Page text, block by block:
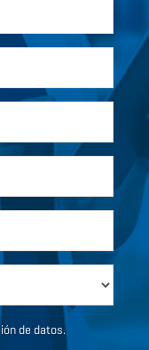
de datos.